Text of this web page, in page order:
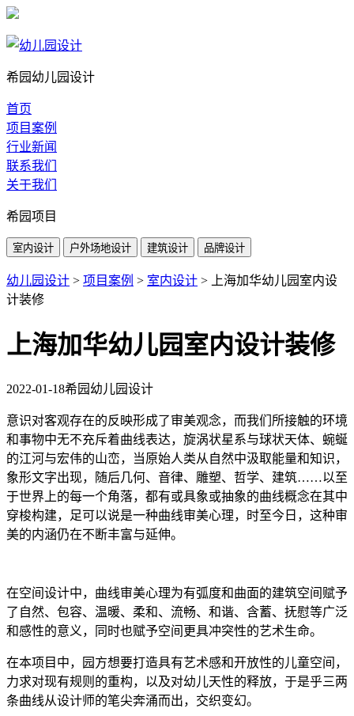
希园幼儿园设计
首页
项目案例
行业新闻
联系我们
关于我们
希园项目
室内设计 户外场地设计 建筑设计 品牌设计
幼儿园设计 > 项目案例 > 室内设计 >
上海加华幼儿园室内设
计装修
上海加华幼儿园室内设计装修
2022-01-18希园幼儿园设计
意识对客观存在的反映形成了审美观念，而我们所接触的环境
和事物中无不充斥着曲线表达，旋涡状星系与球状天体、蜿蜒
的江河与宏伟的山峦，当原始人类从自然中汲取能量和知识，
象形文字出现，随后几何、音律、雕塑、哲学、建筑……以至
于世界上的每一个角落，都有或具象或抽象的曲线概念在其中
穿梭构建，足可以说是一种曲线审美心理，时至今日，这种审
美的内涵仍在不断丰富与延伸。
在空间设计中，曲线审美心理为有弧度和曲面的建筑空间赋予
了自然、包容、温暖、柔和、流畅、和谐、含蓄、抚慰等广泛
和感性的意义，同时也赋予空间更具冲突性的艺术生命。
在本项目中，园方想要打造具有艺术感和开放性的儿童空间，
力求对现有规则的重构，以及对幼儿天性的释放，于是乎三两
条曲线从设计师的笔尖奔涌而出，交织变幻。